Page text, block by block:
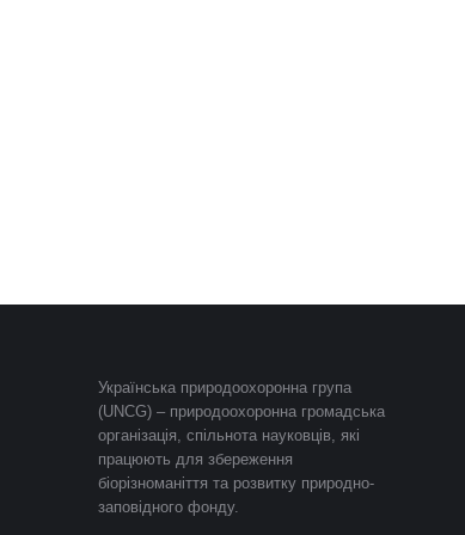
Українська природоохоронна група
(UNCG) – природоохоронна громадська
організація, спільнота науковців, які
працюють для збереження
біорізноманіття та розвитку природно-
заповідного фонду.